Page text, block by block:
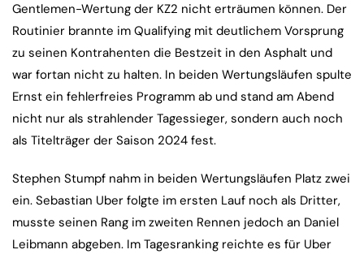
Gentlemen-Wertung der KZ2 nicht erträumen können. Der
Routinier brannte im Qualifying mit deutlichem Vorsprung
zu seinen Kontrahenten die Bestzeit in den Asphalt und
war fortan nicht zu halten. In beiden Wertungsläufen spulte
Ernst ein fehlerfreies Programm ab und stand am Abend
nicht nur als strahlender Tagessieger, sondern auch noch
als Titelträger der Saison 2024 fest.
Stephen Stumpf nahm in beiden Wertungsläufen Platz zwei
ein. Sebastian Uber folgte im ersten Lauf noch als Dritter,
musste seinen Rang im zweiten Rennen jedoch an Daniel
Leibmann abgeben. Im Tagesranking reichte es für Uber